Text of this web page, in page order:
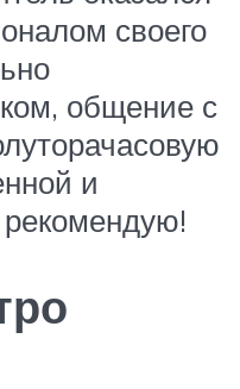
своего
общение с
и